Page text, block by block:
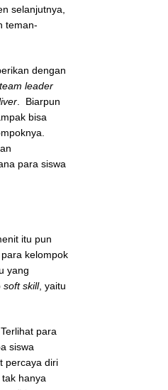
selanjutnya,
teman-
dengan
team leader
. Biarpun
bisa
para siswa
itu pun
para kelompok
yang
soft skill, yaitu
para
siswa
percaya diri
hanya